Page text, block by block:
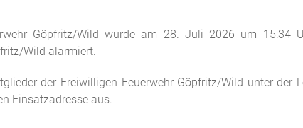
Göpfritz/Wild wurde am 28. Juli 2026 um 15:34
Wild alarmiert.
der Freiwilligen Feuerwehr Göpfritz/Wild unter der
Einsatzadresse aus.